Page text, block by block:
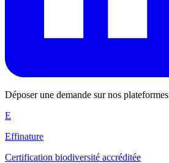
Déposer une demande sur nos plateformes
E
Effinature
Certification biodiversité accréditée